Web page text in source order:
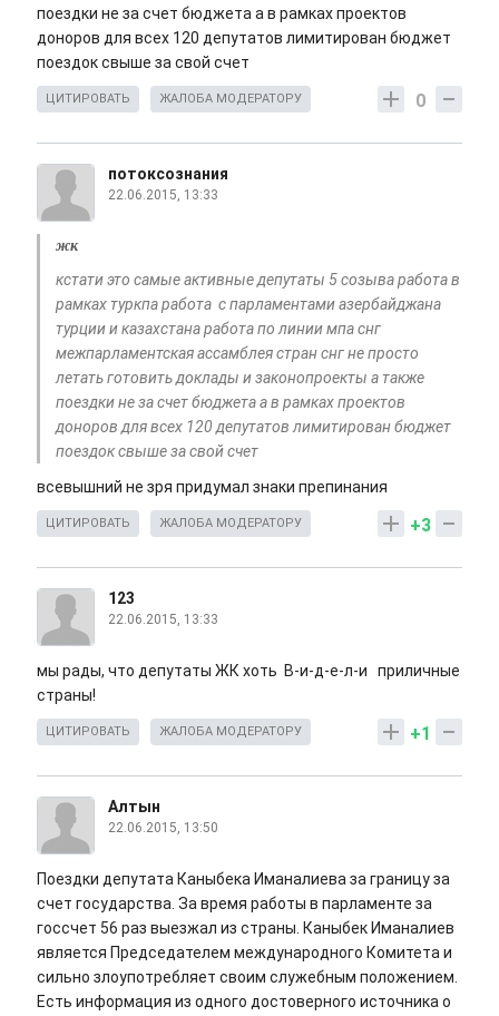
поездки не за счет бюджета а в рамках проектов
доноров для всех 120 депутатов лимитирован бюджет
поездок свыше за свой счет
0
ЦИТИРОВАТЬ ЖАЛОБА МОДЕРАТОРУ
потоксознания
22.06.2015, 13:33
жк
кстати это самые активные депутаты 5 созыва работа в
рамках туркпа работа с парламентами азербайджана
турции и казахстана работа по линии мпа снг
межпарламентская ассамблея стран снг не просто
летать готовить доклады и законопроекты а также
поездки не за счет бюджета а в рамках проектов
доноров для всех 120 депутатов лимитирован бюджет
поездок свыше за свой счет
всевышний не зря придумал знаки препинания
+3
ЦИТИРОВАТЬ ЖАЛОБА МОДЕРАТОРУ
123
22.06.2015, 13:33
мы рады, что депутаты ЖК хоть В-и-д-е-л-и приличные
страны!
+1
ЦИТИРОВАТЬ ЖАЛОБА МОДЕРАТОРУ
Алтын
22.06.2015, 13:50
Поездки депутата Каныбека Иманалиева за границу за
счет государства. За время работы в парламенте за
госсчет 56 раз выезжал из страны. Каныбек Иманалиев
является Председателем международного Комитета и
сильно злоупотребляет своим служебным положением.
Есть информация из одного достоверного источника о